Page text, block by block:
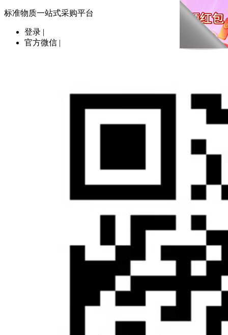
标准物质一站式采购平台
登录 |
官方微信 |